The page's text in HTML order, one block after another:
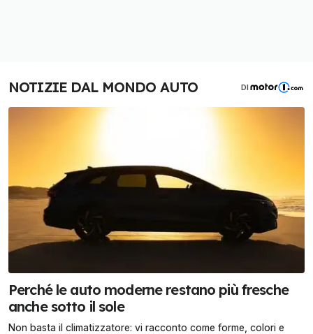
NOTIZIE DAL MONDO AUTO DI
Perché le auto moderne restano più fresche
anche sotto il sole
Non basta il climatizzatore: vi racconto come forme, colori e